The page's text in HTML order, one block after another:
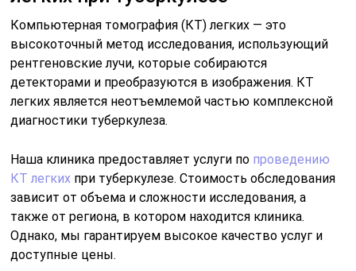
Компьютерная томография (КТ) легких — это
высокоточный метод исследования, использующий
рентгеновские лучи, которые собираются
детекторами и преобразуются в изображения. КТ
легких является неотъемлемой частью комплексной
диагностики туберкулеза.
Наша клиника предоставляет услуги по проведению
КТ легких при туберкулезе. Стоимость обследования
зависит от объема и сложности исследования, а
также от региона, в котором находится клиника.
Однако, мы гарантируем высокое качество услуг и
доступные цены.